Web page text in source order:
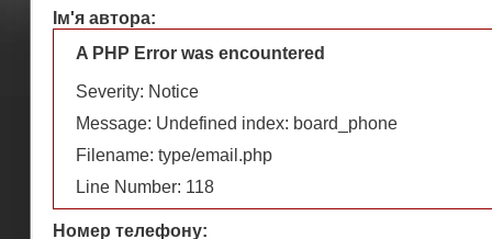
Ім'я автора:
A PHP Error was encountered
Severity: Notice
Message: Undefined index: board_phone
Filename: type/email.php
Line Number: 118
Номер телефону: